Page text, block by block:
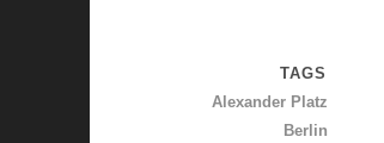
TAGS
Alexander Platz
Berlin